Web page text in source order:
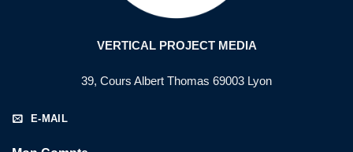
VERTICAL PROJECT MEDIA
39, Cours Albert Thomas 69003 Lyon
E-MAIL